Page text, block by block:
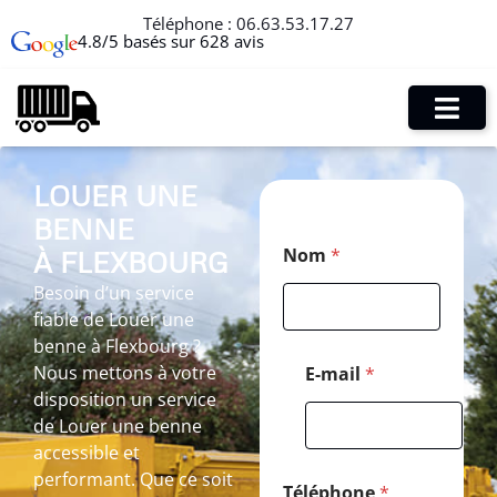
Téléphone : 06.63.53.17.27
4.8/5 basés sur 628 avis
LOUER UNE
BENNE
À FLEXBOURG
Besoin d’un service
fiable de Louer une
benne à Flexbourg ?
Nous mettons à votre
disposition un service
de Louer une benne
accessible et
performant. Que ce soit
Nom *
e
P
E-mail *